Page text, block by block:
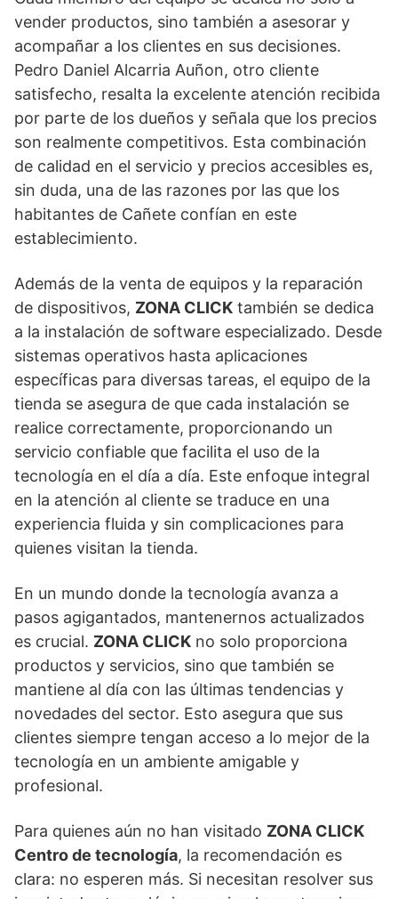
vender productos, sino también a asesorar y
acompañar a los clientes en sus decisiones.
Pedro Daniel Alcarria Auñon, otro cliente
satisfecho, resalta la excelente atención recibida
por parte de los dueños y señala que los precios
son realmente competitivos. Esta combinación
de calidad en el servicio y precios accesibles es,
sin duda, una de las razones por las que los
habitantes de Cañete confían en este
establecimiento.
Además de la venta de equipos y la reparación
de dispositivos, ZONA CLICK también se dedica
a la instalación de software especializado. Desde
sistemas operativos hasta aplicaciones
específicas para diversas tareas, el equipo de la
tienda se asegura de que cada instalación se
realice correctamente, proporcionando un
servicio confiable que facilita el uso de la
tecnología en el día a día. Este enfoque integral
en la atención al cliente se traduce en una
experiencia fluida y sin complicaciones para
quienes visitan la tienda.
En un mundo donde la tecnología avanza a
pasos agigantados, mantenernos actualizados
es crucial. ZONA CLICK no solo proporciona
productos y servicios, sino que también se
mantiene al día con las últimas tendencias y
novedades del sector. Esto asegura que sus
clientes siempre tengan acceso a lo mejor de la
tecnología en un ambiente amigable y
profesional.
Para quienes aún no han visitado ZONA CLICK
Centro de tecnología, la recomendación es
clara: no esperen más. Si necesitan resolver sus